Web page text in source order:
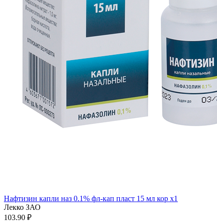
Нафтизин капли наз 0.1% фл-кап пласт 15 мл кор x1
Лекко ЗАО
103.90 ₽